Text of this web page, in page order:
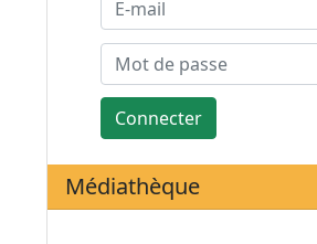
Connecter
Médiathèque